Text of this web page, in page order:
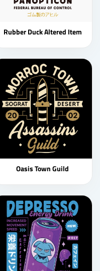
Rubber Duck Altered Item
Oasis Town Guild